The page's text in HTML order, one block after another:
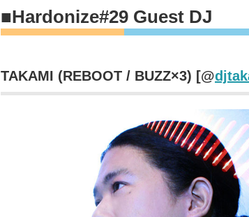
■Hardonize#29 Guest DJ
TAKAMI (REBOOT / BUZZ×3) [@